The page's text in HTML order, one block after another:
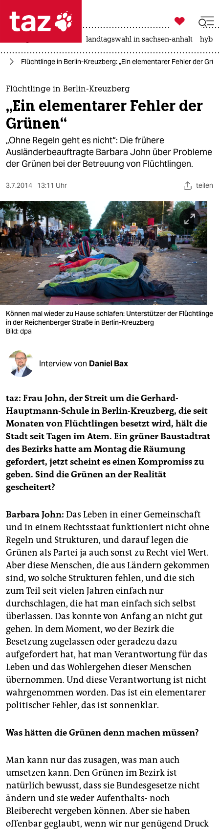
 taz zahl ich
taz zahl ich
themen
politik
öko
gesellschaft
sport
berlin
nord
wahrheit
verlag
verlag
veranstaltungen
fragen & hilfe
abo
genossenschaft
epaper login

taz zahl ich
landtagswahl in sachsen-anhalt
Flüchtlinge in Berlin-Kreuzberg: „Ein elementarer Fehler der
Flüchtlinge in Berlin-Kreuzberg
„Ein elementarer Fehler der
Grünen“
„Ohne Regeln geht es nicht“: Die frühere
Ausländerbeauftragte Barbara John über Probleme
der Grünen bei der Betreuung von Flüchtlingen.
3.7.2014 13:11 Uhr teilen
Können mal wieder zu Hause schlafen: Unterstützer der Flüchtlinge
in der Reichenberger Straße in Berlin-Kreuzberg
Bild: dpa
Interview von Daniel Bax
taz: Frau John, der Streit um die Gerhard-
Hauptmann-Schule in Berlin-Kreuzberg, die seit
Monaten von Flüchtlingen besetzt wird, hält die
Stadt seit Tagen im Atem. Ein grüner Baustadtrat
des Bezirks hatte am Montag die Räumung
gefordert, jetzt scheint es einen Kompromiss zu
geben. Sind die Grünen an der Realität
gescheitert?
Barbara John: Das Leben in einer Gemeinschaft
und in einem Rechtsstaat funktioniert nicht ohne
Regeln und Strukturen, und darauf legen die
Grünen als Partei ja auch sonst zu Recht viel Wert.
Aber diese Menschen, die aus Ländern gekommen
sind, wo solche Strukturen fehlen, und die sich
zum Teil seit vielen Jahren einfach nur
durchschlagen, die hat man einfach sich selbst
überlassen. Das konnte von Anfang an nicht gut
gehen. In dem Moment, wo der Bezirk die
Besetzung zugelassen oder geradezu dazu
aufgefordert hat, hat man Verantwortung für das
Leben und das Wohlergehen dieser Menschen
übernommen. Und diese Verantwortung ist nicht
wahrgenommen worden. Das ist ein elementarer
politischer Fehler, das ist sonnenklar.
Was hätten die Grünen denn machen müssen?
Man kann nur das zusagen, was man auch
umsetzen kann. Den Grünen im Bezirk ist
natürlich bewusst, dass sie Bundesgesetze nicht
ändern und sie weder Aufenthalts- noch
Bleiberecht vergeben können. Aber sie haben
offenbar geglaubt, wenn wir nur genügend Druck